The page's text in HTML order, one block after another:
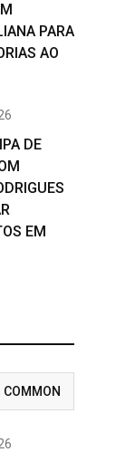
PARA
AO
DE
EM
COMMON